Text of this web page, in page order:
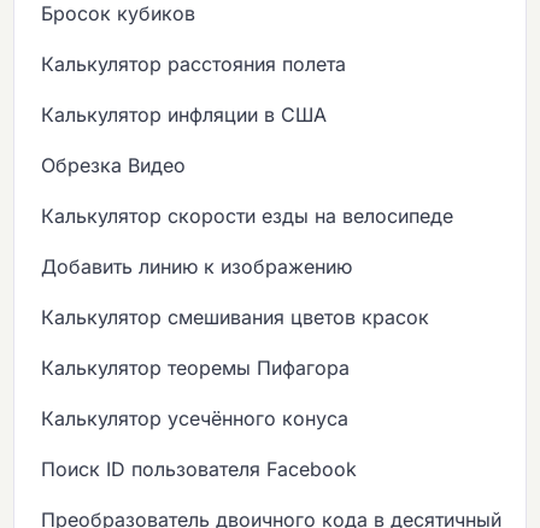
Бросок кубиков
Калькулятор расстояния полета
Калькулятор инфляции в США
Обрезка Видео
Калькулятор скорости езды на велосипеде
Добавить линию к изображению
Калькулятор смешивания цветов красок
Калькулятор теоремы Пифагора
Калькулятор усечённого конуса
Поиск ID пользователя Facebook
Преобразователь двоичного кода в десятичный